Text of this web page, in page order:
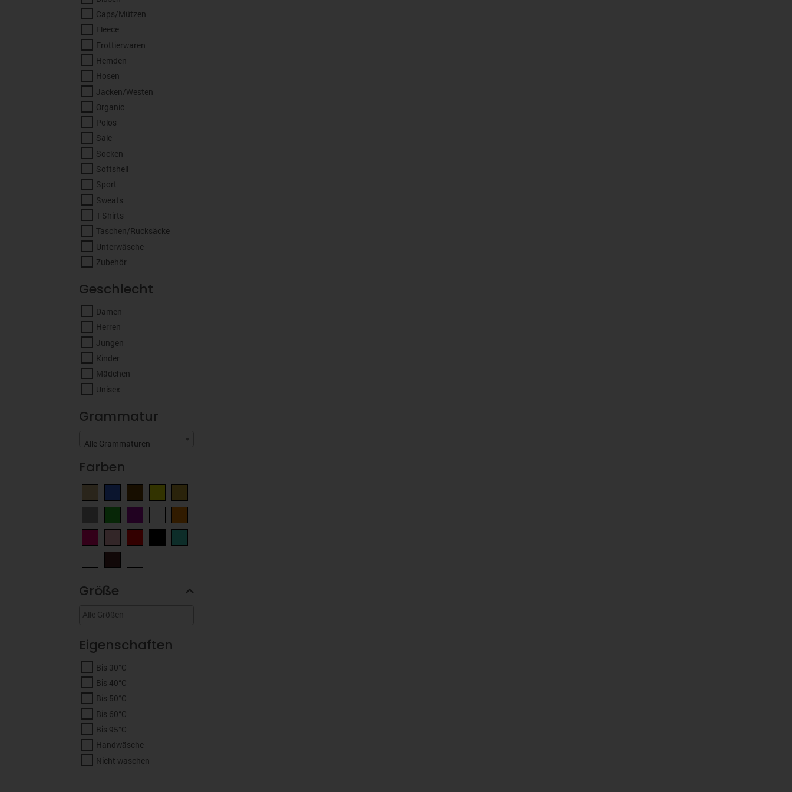
Caps/Mützen
Fleece
Frottierwaren
Hemden
Hosen
Jacken/Westen
Organic
Polos
Sale
Socken
Softshell
Sport
Sweats
T-Shirts
Taschen/Rucksäcke
Unterwäsche
Zubehör
Geschlecht
Damen
Herren
Jungen
Kinder
Mädchen
Unisex
Grammatur
Alle Grammaturen
Farben
Größe
Eigenschaften
Bis 30°C
Bis 40°C
Bis 50°C
Bis 60°C
Bis 95°C
Handwäsche
Nicht waschen